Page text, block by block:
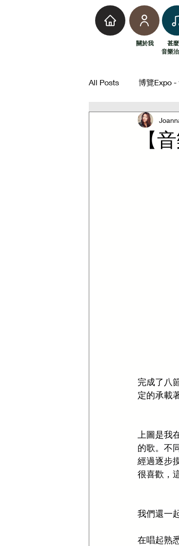
關​於我
甚
音樂
All Posts 博覽Expo -
特殊學校 Special
【
完成了八
定的承載
上圖是我
的歌。不
經過逐步
很喜歡，
我們還一
在唱起熟